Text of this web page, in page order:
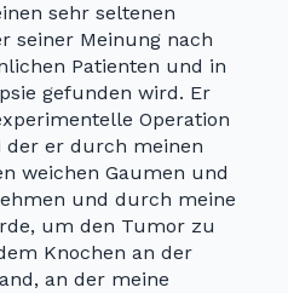
sehr seltenen
seiner Meinung nach
Patienten und in
gefunden wird. Er
Operation
er durch meinen
weichen Gaumen und
und durch meine
um den Tumor zu
Knochen an der
an der meine